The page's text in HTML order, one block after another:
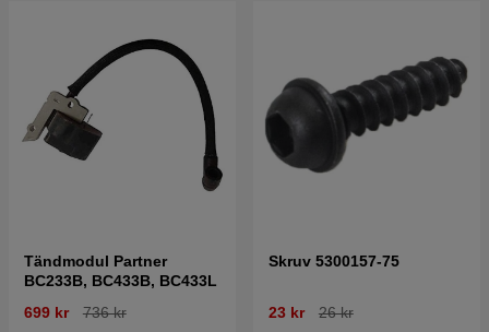
Tändmodul Partner
BC233B, BC433B, BC433L
699 kr
736 kr
Skruv 5300157-75
23 kr 26 kr